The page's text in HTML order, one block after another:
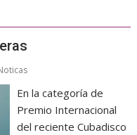
En la categoría de
Premio Internacional
del reciente Cubadisco